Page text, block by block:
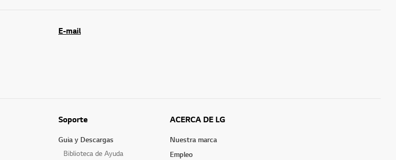
E-mail
Soporte
Guia y Descargas
Biblioteca de Ayuda
ACERCA DE LG
Nuestra marca
Empleo